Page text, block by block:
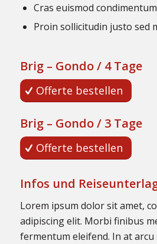
Cras euismod
Proin sollicitudin justo sed
Brig – Gondo / 4 Tage
Offerte bestellen
Brig – Gondo / 3 Tage
Offerte bestellen
Infos und
Lorem ipsum dolor sit amet,
adipiscing elit. Morbi finibus
fermentum eleifend. In at